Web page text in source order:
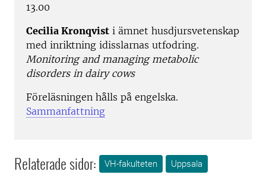
13.00
Cecilia Kronqvist i ämnet husdjursvetenskap
med inriktning idisslarnas utfodring.
Monitoring and managing metabolic
disorders in dairy cows
Föreläsningen hålls på engelska.
Sammanfattning
Relaterade sidor: VH-fakulteten Uppsala